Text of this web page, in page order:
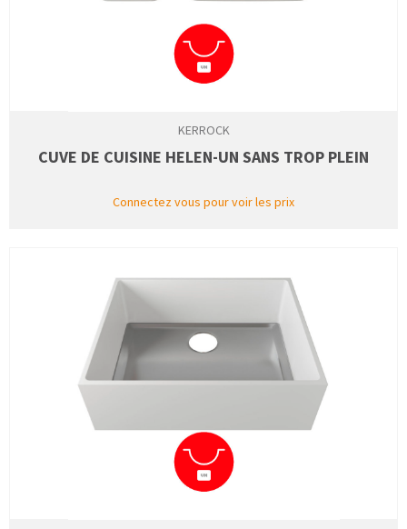
KERROCK
CUVE DE CUISINE HELEN-UN SANS TROP PLEIN
Connectez vous pour voir les prix